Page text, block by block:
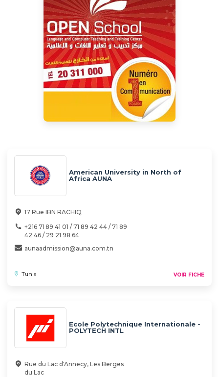
American University in North of
Africa AUNA
17 Rue IBN RACHIQ
+216 71 89 41 01 / 71 89 42 44 / 71 89
42 46 / 29 21 98 64
aunaadmission@auna.com.tn
Tunis VOIR FICHE
Ecole Polytechnique Internationale -
POLYTECH INTL
Rue du Lac d'Annecy, Les Berges
du Lac